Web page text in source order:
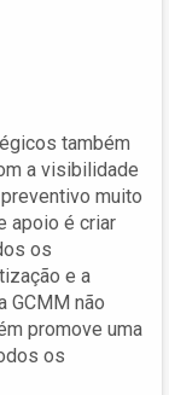
também
a visibilidade
muito
apoio é criar
os
e a
GCMM não
promove uma
os